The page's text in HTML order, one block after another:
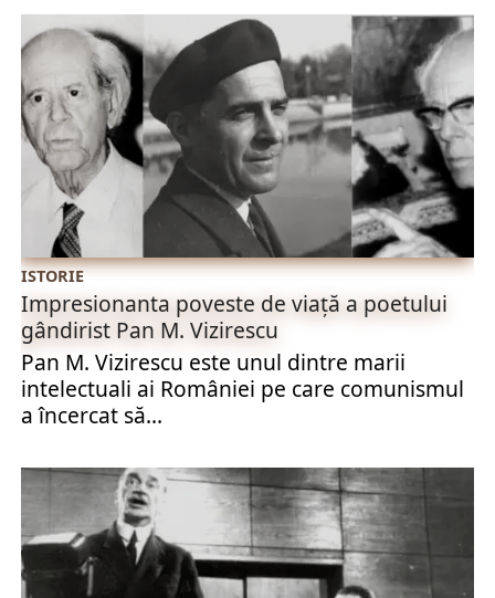
ISTORIE
Impresionanta poveste de viață a poetului
gândirist Pan M. Vizirescu
Pan M. Vizirescu este unul dintre marii
intelectuali ai României pe care comunismul
a încercat să...